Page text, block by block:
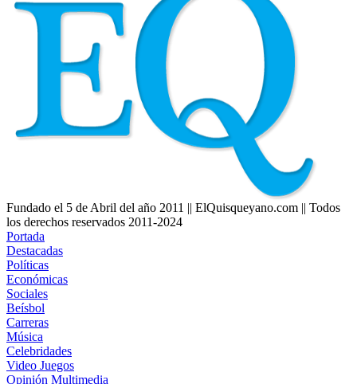
Fundado el 5 de Abril del año 2011 || ElQuisqueyano.com || Todos
los derechos reservados 2011-2024
Portada
Destacadas
Políticas
Económicas
Sociales
Beísbol
Carreras
Música
Celebridades
Video Juegos
Opinión Multimedia